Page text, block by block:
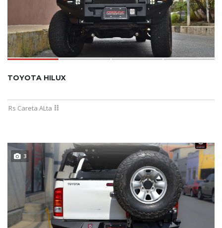
TOYOTA HILUX
Rs Careta ALta
3